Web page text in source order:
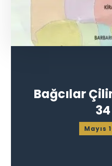
Bağcılar
Mayıs